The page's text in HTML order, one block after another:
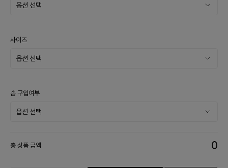
사이즈
솜 구입여부
총 상품 금액 0